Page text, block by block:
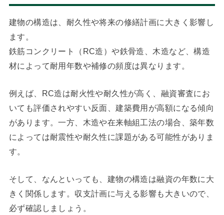
建物の構造は、耐久性や将来の修繕計画に大きく影響し
ます。
鉄筋コンクリート（RC造）や鉄骨造、木造など、構造
材によって耐用年数や補修の頻度は異なります。
例えば、RC造は耐火性や耐久性が高く、融資審査にお
いても評価されやすい反面、建築費用が高額になる傾向
があります。一方、木造や在来軸組工法の場合、築年数
によっては耐震性や耐久性に課題がある可能性がありま
す。
そして、なんといっても、建物の構造は融資の年数に大
きく関係します。収支計画に与える影響も大きいので、
必ず確認しましょう。